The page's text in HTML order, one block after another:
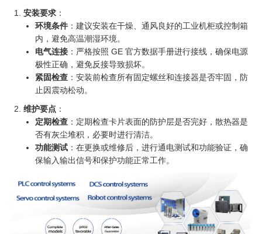
安装要求 ：
环境条件 ：建议安装在干燥、通风良好的工业机柜或控制箱
内，避免高温潮湿环境。
电气连接 ：严格按照 GE 官方数据手册进行接线，确保电源
极性正确，避免反接导致损坏。
紧固检查 ：安装前检查所有固定螺丝和连接器是否牢固，防
止因震动松动。
维护要点 ：
定期检查 ：定期检查卡片表面的防护层是否完好，散热器是
否有灰尘堆积，必要时进行清洁。
功能测试 ：在更换或维修后，进行通电测试和功能验证，确
保输入输出信号和保护功能正常工作。